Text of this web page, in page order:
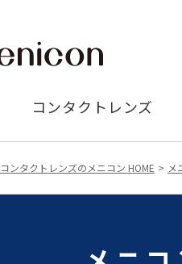
コンタクトレンズ
コンタクトレンズのメニコン HOME メ